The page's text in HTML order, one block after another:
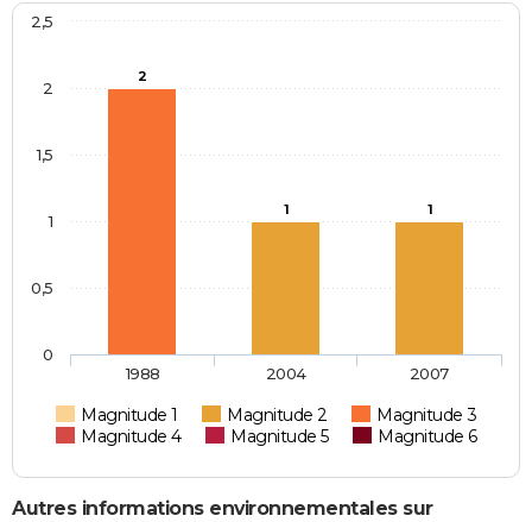
2
1 1
Magnitude 1 Magnitude 2
Magnitude 3
Magnitude 4
Magnitude 5 Magnitude 6
1988 2004 2007
0
0,5
1
1,5
2
2,5
Autres informations environnementales sur